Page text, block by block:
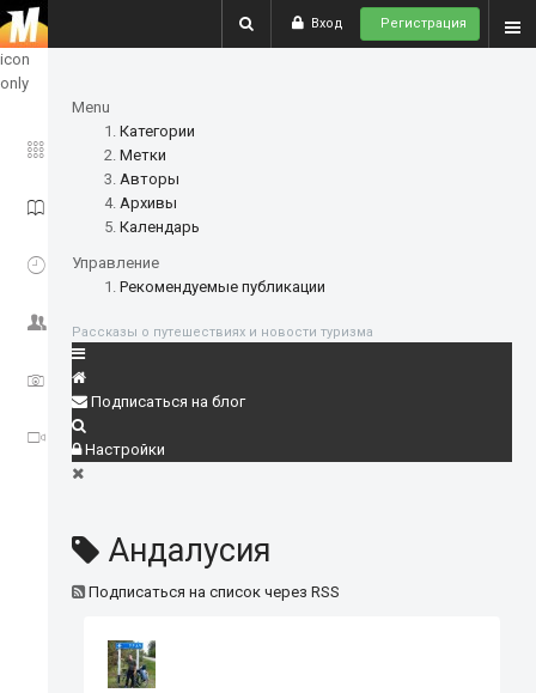
Вход Регистрация
show
icon
only
ГЛАВНОЕ
ИСТОРИИ
СОБЫТИЯ
ФОТО
ВИДЕО
Menu
Категории
Метки
Авторы
Архивы
Календарь
Управление
Рекомендуемые публикации
Рассказы о путешествиях и новости туризма
Подписаться на блог
Настройки
Андалусия
Подписаться на список через RSS